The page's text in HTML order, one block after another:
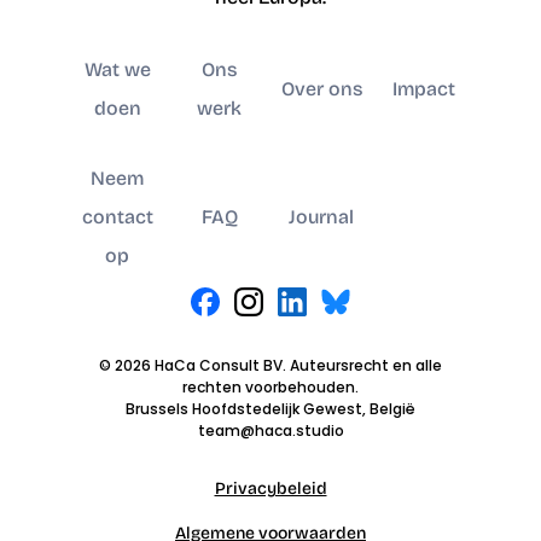
Wat we
doen
Ons
werk
Over ons Impact
Neem
contact
op
FAQ Journal
© 2026 HaCa Consult BV. Auteursrecht en alle
rechten voorbehouden.
Brussels Hoofdstedelijk Gewest, België
team@haca.studio
Privacybeleid
Algemene voorwaarden